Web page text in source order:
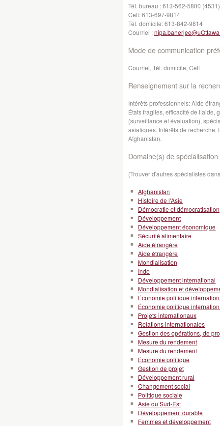
Tél. bureau :613-562-5800 (4531)
Cell:613-697-9814
Tél. domicile:613-842-9814
Courriel :
Mode de communication
Courriel, Tél. domicile, Cell
Renseignement sur la
Intérêts professionnels: Aide
États fragiles, efficacité de
(surveillance et évaluation),
asiatiques. Intérêts de recherche:
Afghanistan.
Domaine(s) de spécialisation
(Trouver d'autres spécialistes
Afghanistan
Histoire de l'Asie
Démocratie et démocratisation
Développement
Développement économique
Sécurité alimentaire
Aide étrangère
Aide étrangère
Mondialisation
Inde
Développement international
Mondialisation et
Économie politique
Économie politique
Projets internationaux
Relations internationales
Gestion des opérations, de
Mesure du rendement
Mesure du rendement
Économie politique
Gestion de projet
Développement rural
Changement social
Politique sociale
Asie du Sud-Est
Développement durable
Femmes et développement